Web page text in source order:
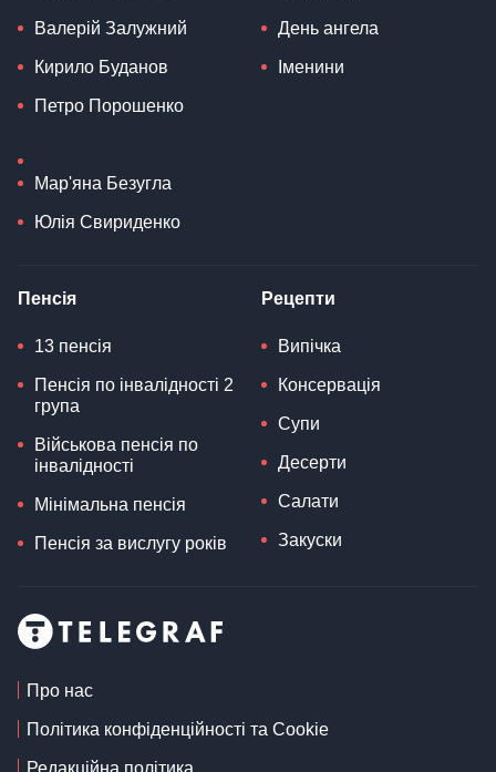
Валерій Залужний
Кирило Буданов
Петро Порошенко
Мар'яна Безугла
Юлія Свириденко
День ангела
Іменини
Пенсія
13 пенсія
Пенсія по інвалідності 2
група
Військова пенсія по
інвалідності
Мінімальна пенсія
Пенсія за вислугу років
Рецепти
Випічка
Консервація
Супи
Десерти
Салати
Закуски
Про нас
Політика конфіденційності та Cookie
Редакційна політика